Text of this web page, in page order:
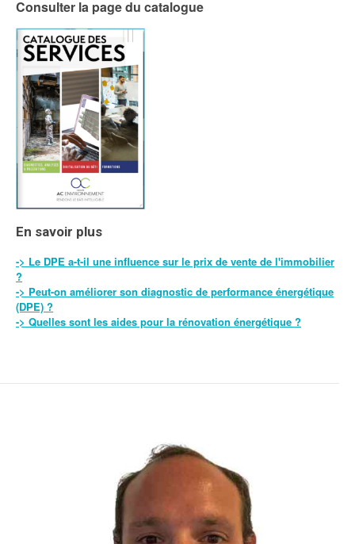
Consulter la page du catalogue
En savoir plus
-> Le DPE a-t-il une influence sur le prix de vente de l'immobilier
?
-> Peut-on améliorer son diagnostic de performance énergétique
(DPE) ?
-> Quelles sont les aides pour la rénovation énergétique ?